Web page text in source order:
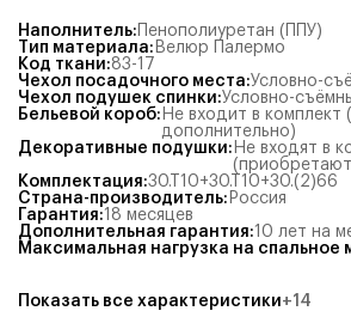
Наполнитель: Пенополиуретан (ППУ)
Тип материала: Велюр Палермо
Код ткани:83-17
Чехол посадочного места:Условно-
Чехол подушек спинки:Условно-
Бельевой короб: Не входит в комплект
дополнительно)
Декоративные подушки: Не входят в
Комплектация:30.Т10+30.Т10+30.(2)66
Страна-производитель: Россия
Гарантия:18 месяцев
Дополнительная гарантия:10 лет на
Максимальная нагрузка на спальное
Показать все характеристики+14